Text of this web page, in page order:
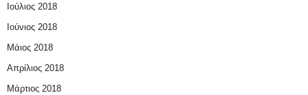
Ιούλιος 2018
Ιούνιος 2018
Μάιος 2018
Απρίλιος 2018
Μάρτιος 2018